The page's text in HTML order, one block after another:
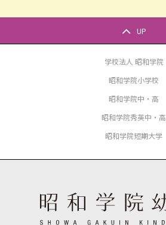
UP
学校法人 昭和学院
昭和学院小学校
昭和学院中・高
昭和学院秀英中・高
昭和学院短期大学